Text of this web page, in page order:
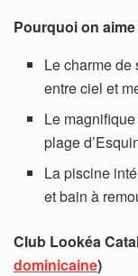
Pourquoi on
Le charme de
entre ciel et
Le
plage
La piscine
et bain à
Club Lookéa
dominicaine)